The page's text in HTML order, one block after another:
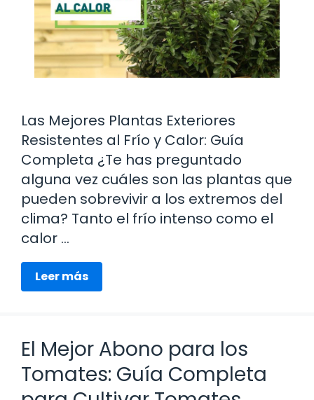
Las Mejores Plantas Exteriores
Resistentes al Frío y Calor: Guía
Completa ¿Te has preguntado
alguna vez cuáles son las plantas que
pueden sobrevivir a los extremos del
clima? Tanto el frío intenso como el
calor …
Leer más
El Mejor Abono para los
Tomates: Guía Completa